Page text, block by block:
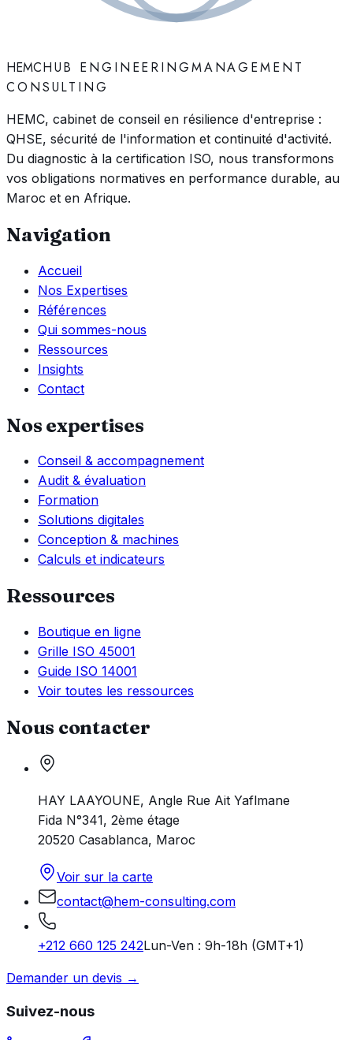
HEMCHUB ENGINEERINGMANAGEMENT
CONSULTING
HEMC, cabinet de conseil en résilience d'entreprise :
QHSE, sécurité de l'information et continuité d'activité.
Du diagnostic à la certification ISO, nous transformons
vos obligations normatives en performance durable, au
Maroc et en Afrique.
Navigation
Accueil
Nos Expertises
Références
Qui sommes-nous
Ressources
Insights
Contact
Nos expertises
Conseil & accompagnement
Audit & évaluation
Formation
Solutions digitales
Conception & machines
Calculs et indicateurs
Ressources
Boutique en ligne
Grille ISO 45001
Guide ISO 14001
Voir toutes les ressources
Nous contacter
HAY LAAYOUNE, Angle Rue Ait Yaflmane
Fida N°341, 2ème étage
20520 Casablanca, Maroc
Voir sur la carte
contact@hem-consulting.com
+212 660 125 242Lun-Ven : 9h-18h (GMT+1)
Demander un devis →
Suivez-nous